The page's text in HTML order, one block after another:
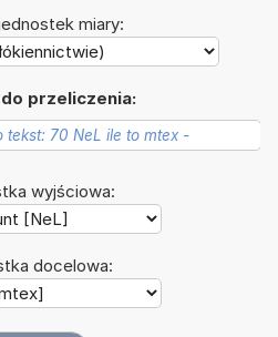
miary:
przeliczenia:
wyjściowa:
docelowa: